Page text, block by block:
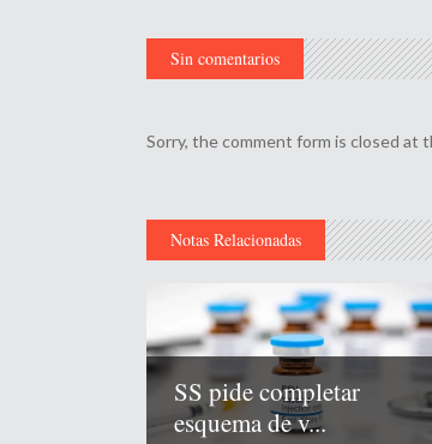
Sin comentarios
Sorry, the comment form is closed at
Notas Relacionadas
SS pide completar
esquema de v...